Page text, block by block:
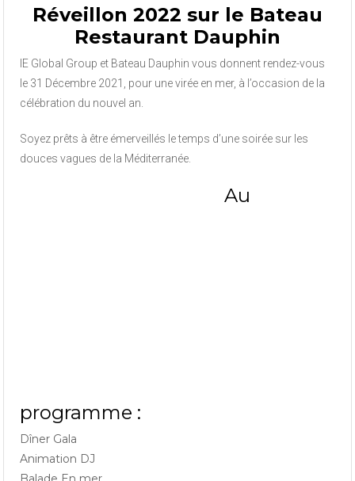
Réveillon 2022 sur le Bateau
Restaurant Dauphin
IE Global Group et Bateau Dauphin vous donnent rendez-vous
le 31 Décembre 2021, pour une virée en mer, à l’occasion de la
célébration du nouvel an.
Soyez prêts à être émerveillés le temps d’une soirée sur les
douces vagues de la Méditerranée.
Au
programme :
Dîner Gala
Animation DJ